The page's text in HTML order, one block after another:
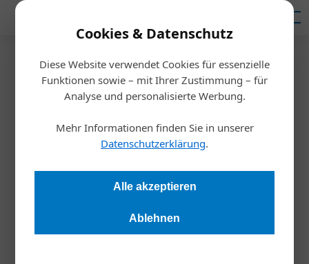
Cookies & Datenschutz
Diese Website verwendet Cookies für essenzielle
Funktionen sowie – mit Ihrer Zustimmung – für
Analyse und personalisierte Werbung.
Mehr Informationen finden Sie in unserer
Datenschutzerklärung.
Alle akzeptieren
Ablehnen
Startseite/Nachhaltigkeit
Senat der Wirtschaft bringt
Gründung der
Energiegemeinschaften ins
Rollen